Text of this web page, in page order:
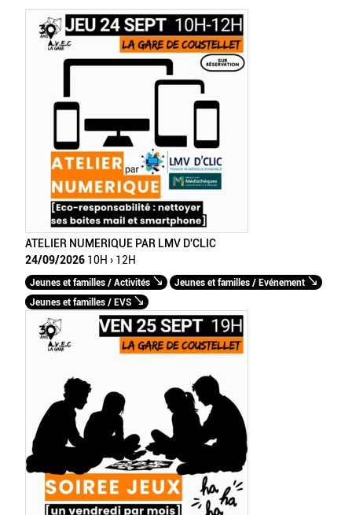
ATELIER NUMERIQUE PAR LMV D'CLIC
24/09/2026 10H › 12H
Jeunes et familles / Activités
Jeunes et familles / Evénement
Jeunes et familles / EVS